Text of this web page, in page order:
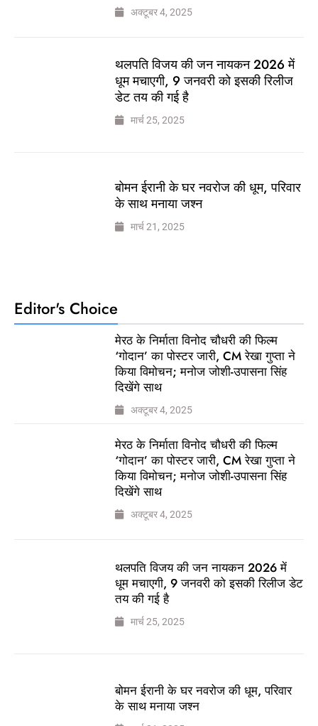
अक्टूबर 4, 2025
थलपति विजय की जन नायकन 2026 में
धूम मचाएगी, 9 जनवरी को इसकी रिलीज
डेट तय की गई है
मार्च 25, 2025
बोमन ईरानी के घर नवरोज की धूम, परिवार
के साथ मनाया जश्न
मार्च 21, 2025
Editor's Choice
मेरठ के निर्माता विनोद चौधरी की फिल्म
‘गोदान’ का पोस्टर जारी, CM रेखा गुप्ता ने
किया विमोचन; मनोज जोशी-उपासना सिंह
दिखेंगे साथ
अक्टूबर 4, 2025
मेरठ के निर्माता विनोद चौधरी की फिल्म
‘गोदान’ का पोस्टर जारी, CM रेखा गुप्ता ने
किया विमोचन; मनोज जोशी-उपासना सिंह
दिखेंगे साथ
अक्टूबर 4, 2025
थलपति विजय की जन नायकन 2026 में
धूम मचाएगी, 9 जनवरी को इसकी रिलीज डेट
तय की गई है
मार्च 25, 2025
बोमन ईरानी के घर नवरोज की धूम, परिवार
के साथ मनाया जश्न